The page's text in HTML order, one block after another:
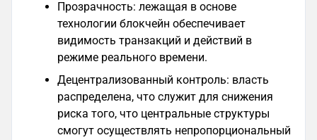
Прозрачность: лежащая в основе
технологии блокчейн обеспечивает
видимость транзакций и действий в
режиме реального времени.
Децентрализованный контроль: власть
распределена, что служит для снижения
риска того, что центральные структуры
смогут осуществлять непропорциональный